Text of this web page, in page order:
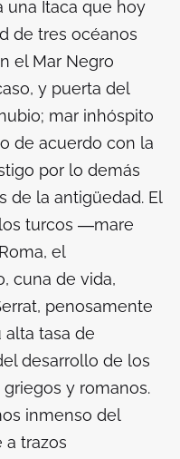
una Ítaca que hoy
de tres océanos
el Mar Negro
y puerta del
mar inhóspito
de acuerdo con la
por lo demás
de la antigüedad. El
turcos ―mare
el
cuna de vida,
penosamente
tasa de
desarrollo de los
y romanos.
inmenso del
trazos